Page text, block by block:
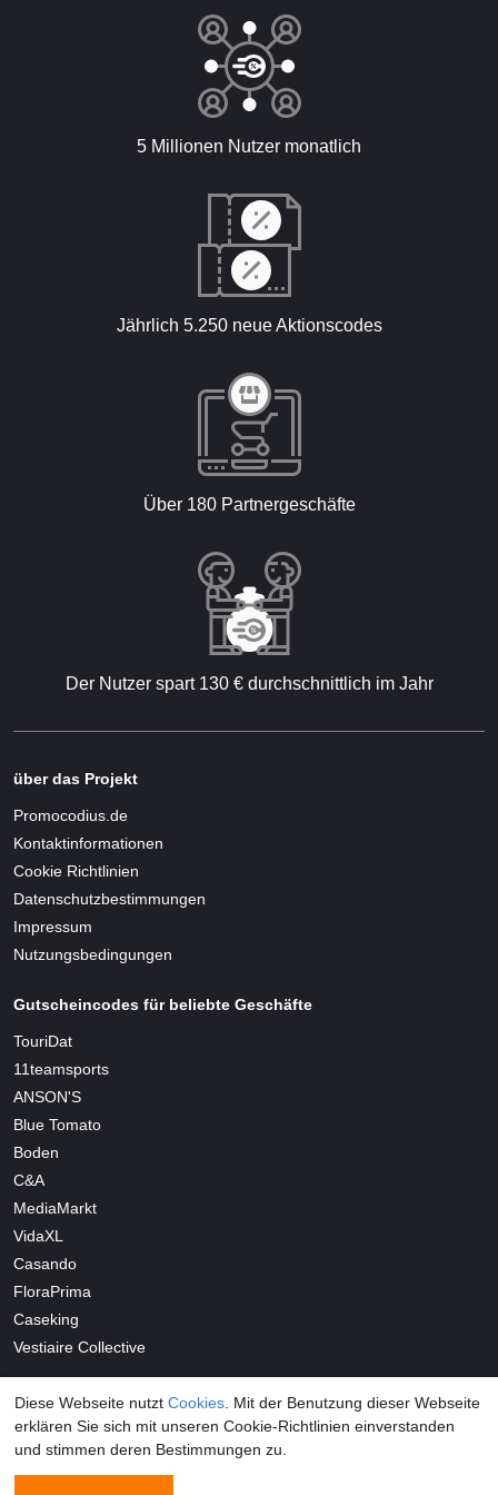
5 Millionen Nutzer monatlich
Jährlich 5.250 neue Aktionscodes
Über 180 Partnergeschäfte
Der Nutzer spart 130 € durchschnittlich im Jahr
über das Projekt
Promocodius.de
Kontaktinformationen
Cookie Richtlinien
Datenschutzbestimmungen
Impressum
Nutzungsbedingungen
Gutscheincodes für beliebte Geschäfte
TouriDat
11teamsports
ANSON'S
Blue Tomato
Boden
C&A
MediaMarkt
VidaXL
Casando
FloraPrima
Caseking
Vestiaire Collective
Diese Webseite nutzt Cookies . Mit der Benutzung dieser Webseite
erklären Sie sich mit unseren Cookie-Richtlinien einverstanden
und stimmen deren Bestimmungen zu.